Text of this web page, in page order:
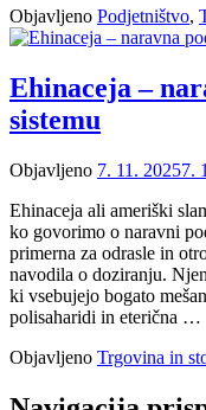
Objavljeno Podjetništvo,
Ehinaceja –
sistemu
Objavljeno 7. 11. 20257.
Ehinaceja ali ameriški
ko govorimo o naravni
primerna za odrasle in
navodila o doziranju.
ki vsebujejo bogato
polisaharidi in eterična …
Objavljeno Trgovina in